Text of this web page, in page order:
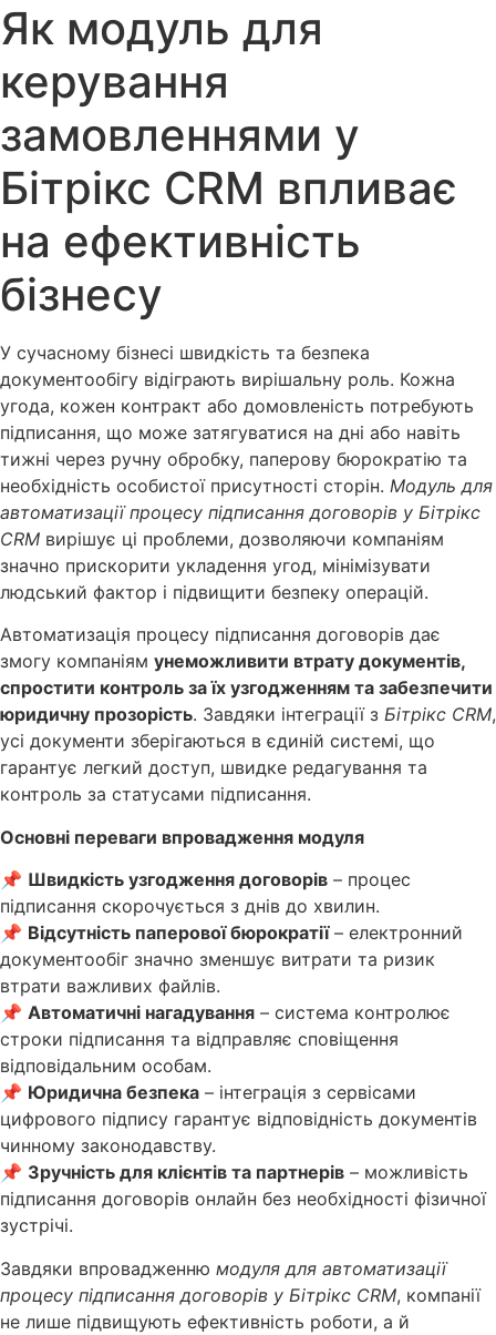
Як модуль для
керування
замовленнями у
Бітрікс CRM впливає
на ефективність
бізнесу
У сучасному бізнесі швидкість та безпека
документообігу відіграють вирішальну роль. Кожна
угода, кожен контракт або домовленість потребують
підписання, що може затягуватися на дні або навіть
тижні через ручну обробку, паперову бюрократію та
необхідність особистої присутності сторін. Модуль для
автоматизації процесу підписання договорів у Бітрікс
CRM вирішує ці проблеми, дозволяючи компаніям
значно прискорити укладення угод, мінімізувати
людський фактор і підвищити безпеку операцій.
Автоматизація процесу підписання договорів дає
змогу компаніям унеможливити втрату документів,
спростити контроль за їх узгодженням та забезпечити
юридичну прозорість. Завдяки інтеграції з Бітрікс CRM,
усі документи зберігаються в єдиній системі, що
гарантує легкий доступ, швидке редагування та
контроль за статусами підписання.
Основні переваги впровадження модуля
📌 Швидкість узгодження договорів – процес
підписання скорочується з днів до хвилин.
📌 Відсутність паперової бюрократії– електронний
документообіг значно зменшує витрати та ризик
втрати важливих файлів.
📌 Автоматичні нагадування – система контролює
строки підписання та відправляє сповіщення
відповідальним особам.
📌 Юридична безпека – інтеграція з сервісами
цифрового підпису гарантує відповідність документів
чинному законодавству.
📌 Зручність для клієнтів та партнерів – можливість
підписання договорів онлайн без необхідності фізичної
зустрічі.
Завдяки впровадженню модуля для автоматизації
процесу підписання договорів у Бітрікс CRM, компанії
не лише підвищують ефективність роботи, а й